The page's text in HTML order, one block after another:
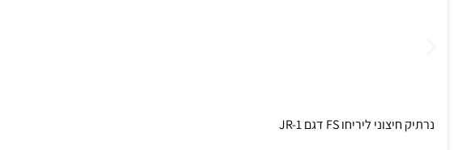
נרתיק חיצוני ליריחו FS דגם JR-1